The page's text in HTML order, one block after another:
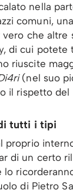
nella
comuni,
vero che altre
di cui
riuscite
(nel suo
il rispetto del
tutti i tipi
proprio
di un certo
lo
di Pietro